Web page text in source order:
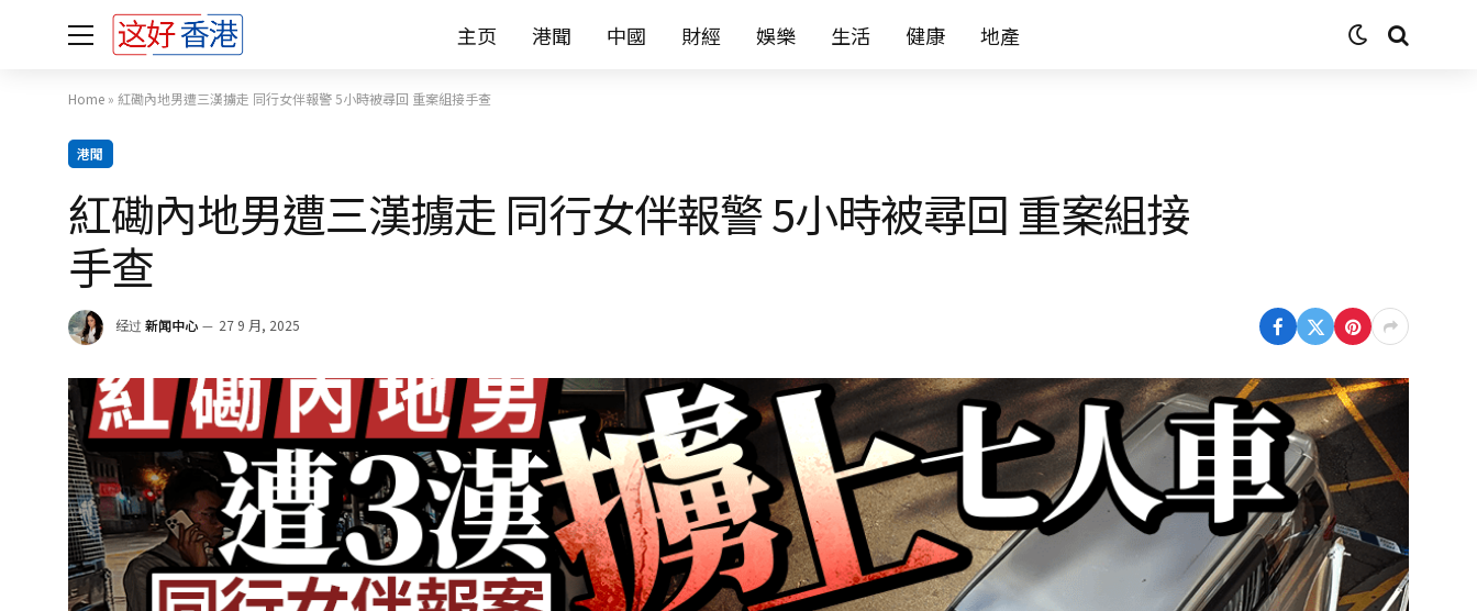
主页 港聞 中國 財經 娛樂 生活 健康 地產
Home » 紅磡內地男遭三漢擄走 同行女伴報警 5小時被尋回 重案組接手查
港聞
紅磡內地男遭三漢擄走 同行女伴報警 5小時被尋回 重案組接
手查
经过 新闻中心 27 9 月, 2025